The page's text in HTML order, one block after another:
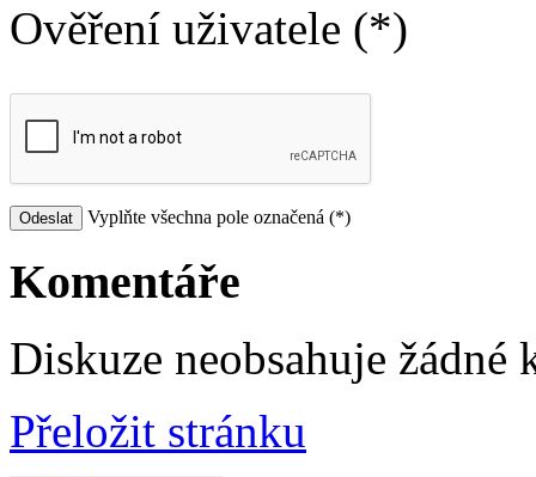
Ověření uživatele (*)
Vyplňte všechna pole označená (*)
Komentáře
Diskuze neobsahuje žádné
Přeložit stránku